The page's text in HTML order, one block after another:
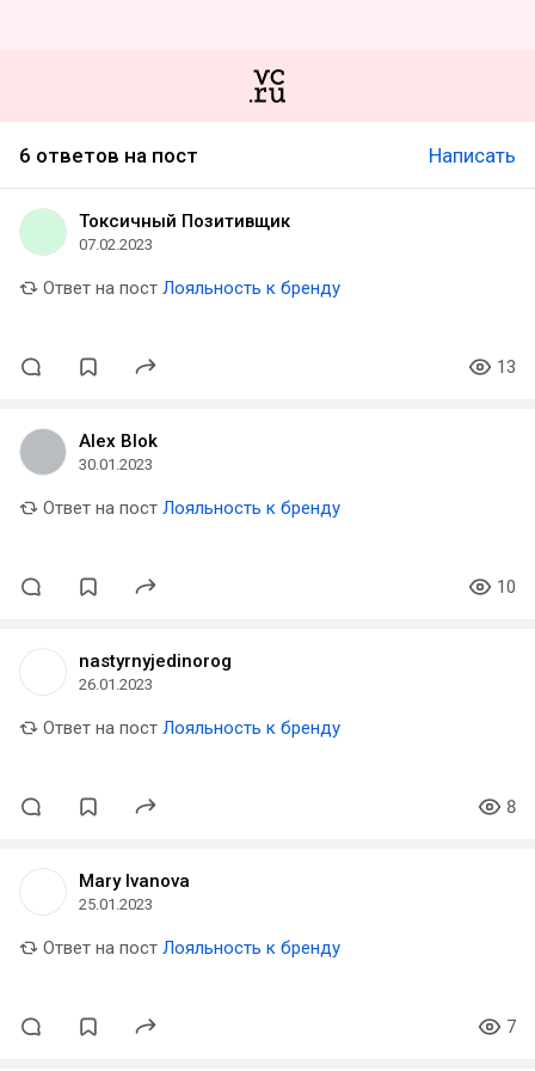
6 ответов на пост Написать
Токсичный Позитивщик
07.02.2023
Ответ на пост Лояльность к бренду
13
Alex Blok
30.01.2023
Ответ на пост Лояльность к бренду
10
nastyrnyjedinorog
26.01.2023
Ответ на пост Лояльность к бренду
8
Mary Ivanova
25.01.2023
Ответ на пост Лояльность к бренду
7